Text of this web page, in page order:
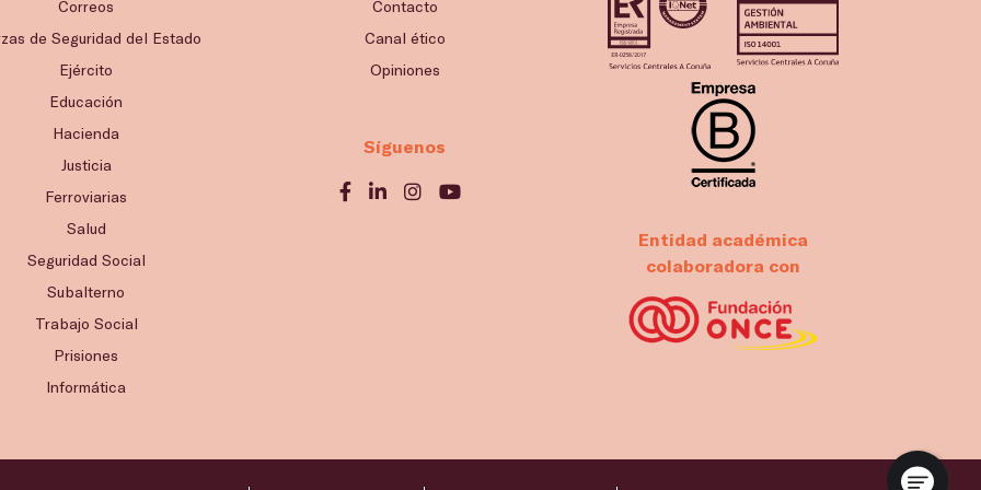
Correos
de Seguridad del Estado
Ejército
Educación
Hacienda
Justicia
Ferroviarias
Salud
Seguridad Social
Subalterno
Trabajo Social
Prisiones
Informática
Contacto
Canal ético
Opiniones
Síguenos
Entidad académica
colaboradora con